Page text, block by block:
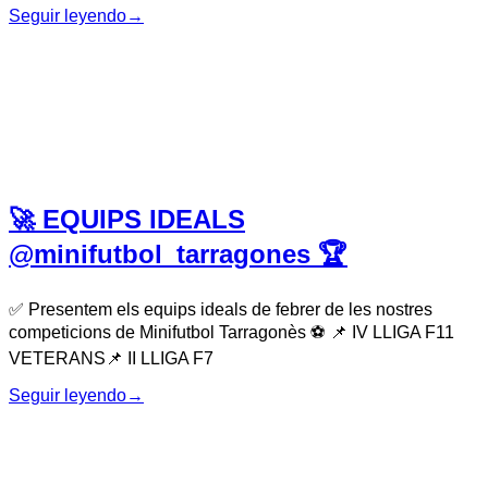
Seguir leyendo→
🚀 EQUIPS IDEALS
@minifutbol_tarragones 🏆
✅ Presentem els equips ideals de febrer de les nostres
competicions de Minifutbol Tarragonès ⚽️ 📌 IV LLIGA F11
VETERANS📌 II LLIGA F7
Seguir leyendo→